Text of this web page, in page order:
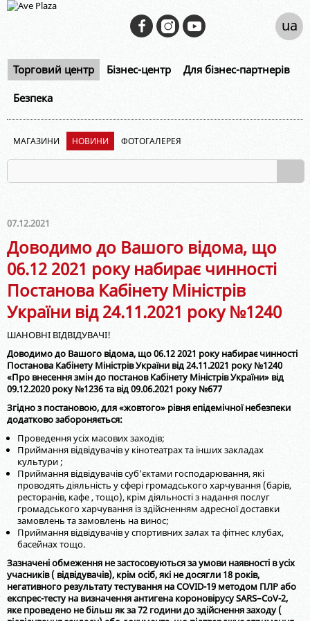
Торговий центр Бізнес-центр Для бізнес-партнерів
Безпека
ua
МАГАЗИНИ НОВИНИ ФОТОГАЛЕРЕЯ
07.12.2021
Доводимо до Вашого відома, що
06.12 2021 року набирає чинності
Постанова Кабінету Міністрів
України від 24.11.2021 року №1240
ШАНОВНІ ВІДВІДУВАЧІ!
Доводимо до Вашого відома, що 06.12 2021 року набирає чинності
Постанова Кабінету Міністрів України від 24.11.2021 року №1240
«Про внесення змін до постанов Кабінету Міністрів України» від
09.12.2020 року №1236 та від 09.06.2021 року №677
Згідно з постановою, для «жовтого» рівня епідемічної небезпеки
додатково забороняється:
Проведення усіх масових заходів;
Приймання відвідувачів у кінотеатрах та інших закладах
культури ;
Приймання відвідувачів суб’єктами господарювання, які
проводять діяльність у сфері громадського харчування (барів,
ресторанів, кафе , тощо), крім діяльності з надання послуг
громадського харчування із здійсненням адресної доставки
замовлень та замовлень на винос;
Приймання відвідувачів у спортивних залах та фітнес клубах,
басейнах тощо.
Зазначені обмеження не застосовуються за умови наявності в усіх
учасників ( відвідувачів), крім осіб, які не досягли 18 років,
негативного результату тестування на COVID-19 методом ПЛР або
експрес-тесту на визначення антигена короновірусу SARS–CoV-2,
яке проведено не більш як за 72 години до здійснення заходу (